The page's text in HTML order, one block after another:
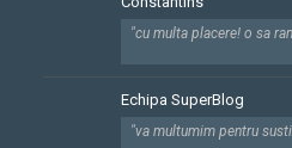
"cu multa placere! o sa
Echipa SuperBlog
"va multumim pentru